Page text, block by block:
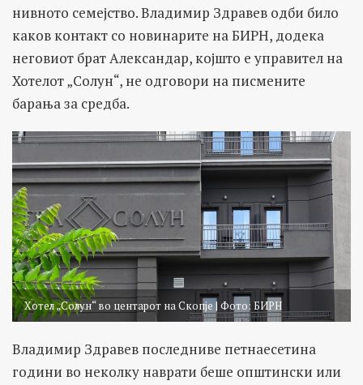
нивното семејство. Владимир Здравев одби било
каков контакт со новинарите на БИРН, додека
неговиот брат Александар, којшто е управител на
Хотелот „Солун“, не одговори на писмените
барања за средба.
Хотел „Солун“ во центарот на Скопје | Фото: БИРН
Владимир Здравев последниве петнаесетина
години во неколку наврати беше општински или